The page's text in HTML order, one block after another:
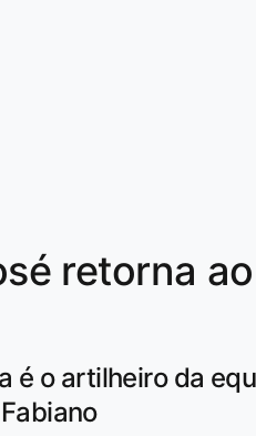
retorna
é o artilheiro da